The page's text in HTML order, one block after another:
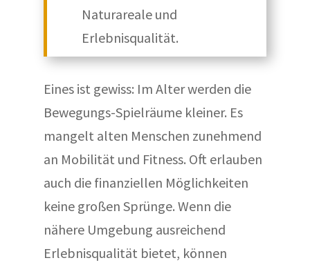
Naturareale und
Erlebnisqualität.
Eines ist gewiss: Im Alter werden die
Bewegungs-Spielräume kleiner. Es
mangelt alten Menschen zunehmend
an Mobilität und Fitness. Oft erlauben
auch die finanziellen Möglichkeiten
keine großen Sprünge. Wenn die
nähere Umgebung ausreichend
Erlebnisqualität bietet, können